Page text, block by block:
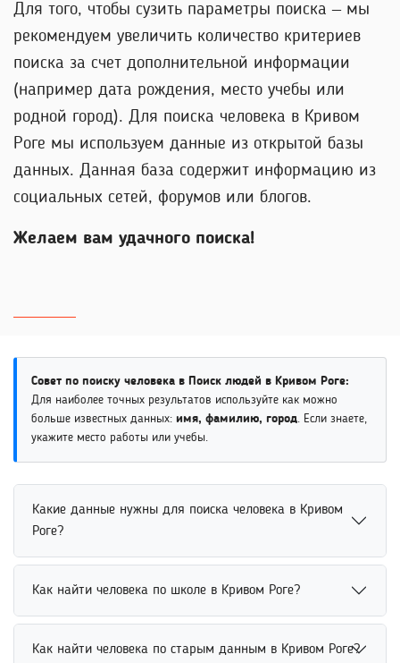
Для того, чтобы сузить параметры поиска – мы
рекомендуем увеличить количество критериев
поиска за счет дополнительной информации
(например дата рождения, место учебы или
родной город). Для поиска человека в Кривом
Роге мы используем данные из открытой базы
данных. Данная база содержит информацию из
социальных сетей, форумов или блогов.
Желаем вам удачного поиска!
Совет по поиску человека в Поиск людей в Кривом Роге:
Для наиболее точных результатов используйте как можно
больше известных данных: имя, фамилию, город. Если знаете,
укажите место работы или учебы.
Какие данные нужны для поиска человека в Кривом
Роге?
Данные для поиска человека могут включать имя,
известные сведения. Чем подробнее поисковый запрос,
тем выше вероятность получить точные результаты.
Как найти человека по школе в Кривом Роге?
Найти человека по школе можно через сообщества
Как найти человека по старым данным в Кривом Роге?